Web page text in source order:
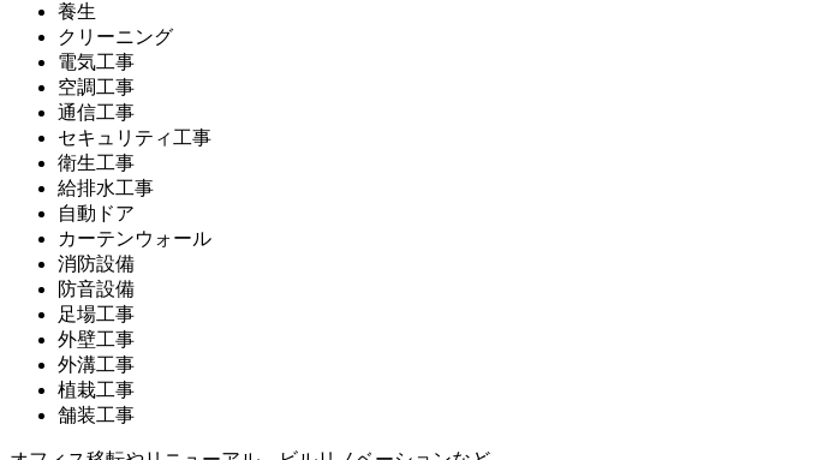
養生
クリーニング
電気工事
空調工事
通信工事
セキュリティ工事
衛生工事
給排水工事
自動ドア
カーテンウォール
消防設備
防音設備
足場工事
外壁工事
外溝工事
植栽工事
舗装工事